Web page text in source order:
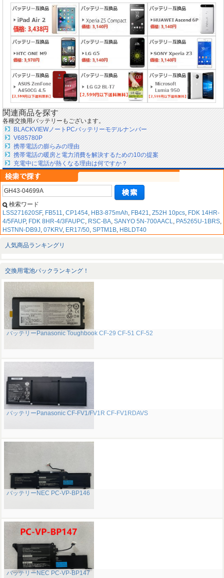
関連商品を探す
各種交換用バッテリーもございます。
BLACKVIEWノートPCバッテリーモデルナンバー
V685780P
携帯電話の膨らみの理由
携帯電話の暖房と電力消費を解決するための10の提案
充電中に電話が熱くなる理由は何ですか？
検索ワード
LSS271620SF, FB511, CP1454, HB3-875mAh, FB421, Z52H 10pcs, FDK 14HR-
4/5FAUP, FDK 8HR-4/3FAUPC, RSC-BA, SANYO 5N-700AACL, PA5265U-1BRS,
HSTNN-DB9J, 07KRV, ER17/50, SPTM1B, HBLDT40
人気商品ランキングリ
交換用電池パックランキング！
バッテリーPanasonic Toughbook CF-29 CF-51 CF-52
バッテリーPanasonic CF-FV1/FV1R CF-FV1RDAVS
バッテリーNEC PC-VP-BP146
バッテリーNEC PC-VP-BP147